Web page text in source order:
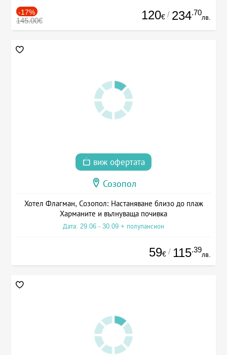
-17%
145.00€ 120€ / 234.70
лв.
виж офертата
Созопол
Хотел Флагман, Созопол: Настаняване близо до плаж
Харманите и вълнуваща почивка
Дата: 29.06 - 30.09 + полупансион
59€ / 115.39
лв.